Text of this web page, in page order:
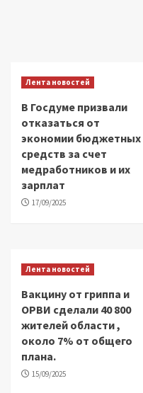
Лента новостей
В Госдуме призвали
отказаться от
экономии бюджетных
средств за счет
медработников и их
зарплат
17/09/2025
Лента новостей
Вакцину от гриппа и
ОРВИ сделали 40 800
жителей области ,
около 7% от общего
плана.
15/09/2025